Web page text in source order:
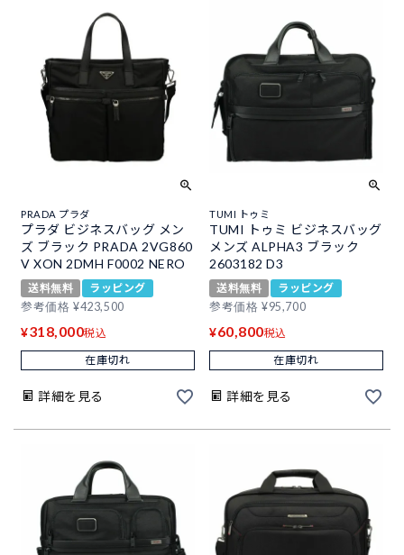
PRADA プラダ
プラダ ビジネスバッグ メン
ズ ブラック PRADA 2VG860
V XON 2DMH F0002 NERO
送料無料
ラッピング
参考価格 ¥423,500
¥318,000税込
在庫切れ
詳細を見る
TUMI トゥミ
TUMI トゥミ ビジネスバッグ
メンズ ALPHA3 ブラック
2603182 D3
送料無料
ラッピング
参考価格 ¥95,700
¥60,800税込
在庫切れ
詳細を見る